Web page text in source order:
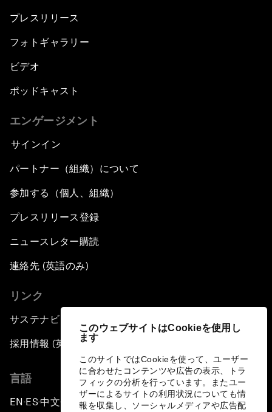
このウェブサイトはCookieを使用し
ます
このサイトではCookieを使って、ユーザー
に合わせたコンテンツや広告の表示、トラ
フィックの分析を行っています。またユー
ザーによるサイトの利用状況についても情
報を収集し、ソーシャルメディアや広告配
プレスリリース
フォトギャラリー
ビデオ
ポッドキャスト
エンゲージメント
サインイン
パートナー（組織）について
参加する（個人、組織）
プレスリリース登録
ニュースレター購読
連絡先 (英語のみ)
リンク
サステナビリティへの取り組み
採用情報 (英語のみ)
言語
EN ▪ ES▪中文▪ 日本語